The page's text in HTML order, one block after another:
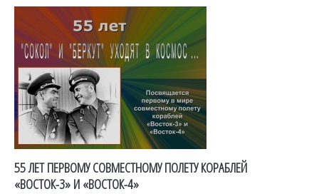
55 ЛЕТ ПЕРВОМУ СОВМЕСТНОМУ ПОЛЕТУ КОРАБЛЕЙ
«ВОСТОК-3» И «ВОСТОК-4»